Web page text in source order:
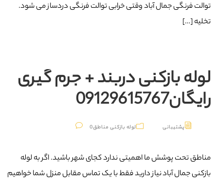
توالت فرنگی جمال آباد وقتی خرابی توالت فرنگی دردساز می شود.
تخلیه […]
لوله بازکنی دربند + جرم گیری
رایگان09129615767
پشتیبانی لوله بازکنی مناطق0
مناطق تحت پوشش ما اهمیتی ندارد کجای شهر باشید. اگر به لوله
بازکنی جمال آباد نیاز دارید فقط با یک تماس مقابل منزل شما خواهیم